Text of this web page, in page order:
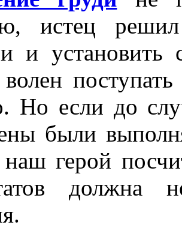
истец
и
поступать
Но если до
были
наш герой
должна